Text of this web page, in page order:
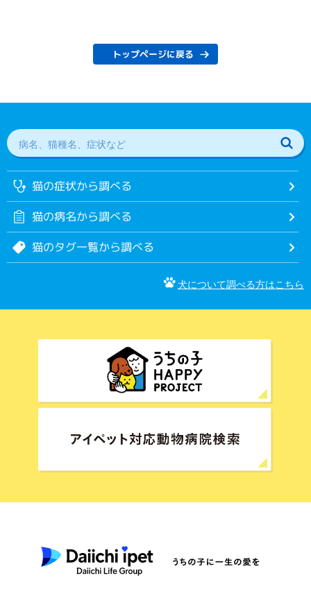
トップページに戻る
猫の症状から調べる
猫の病名から調べる
猫のタグ一覧から調べる
犬について調べる方はこちら